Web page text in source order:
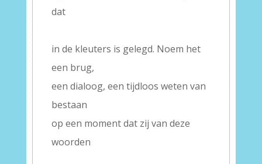
dat
in de kleuters is gelegd. Noem het
een brug,
een dialoog, een tijdloos weten van
bestaan
op een moment dat zij van deze
woorden